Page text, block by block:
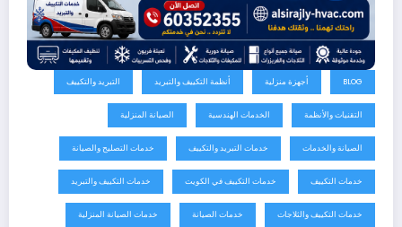
BLOG أجهزة منزلية أنظمة التكييف والتبريد التبريد والتكييف
التقنيات والأنظمة الخدمات الهندسية الصيانة المنزلية
الصيانة والخدمات خدمات التبريد والتكييف خدمات التصليح والصيانة
خدمات التكييف خدمات التكييف في الكويت خدمات التكييف والتبريد
خدمات التكييف والثلاجات خدمات الصيانة خدمات الصيانة المنزلية